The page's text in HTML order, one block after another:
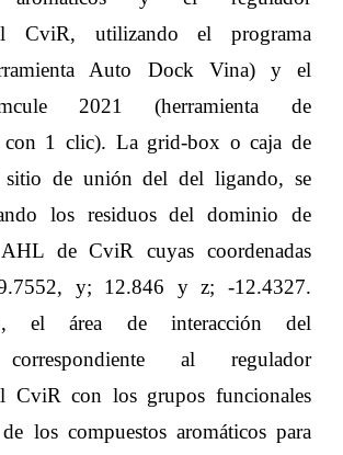
CviR, utilizando el programa
Auto Dock Vina) y el
2021 (herramienta de
con 1 clic). La grid-box o caja de
sitio de unión del del ligando, se
los residuos del dominio de
de CviR cuyas coordenadas
y; 12.846 y z; -12.4327.
el área de interacción del
al regulador
CviR con los grupos funcionales
los compuestos aromáticos para